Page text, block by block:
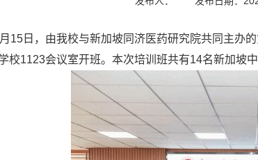
15日，由我校与新加坡同济医药研究院共同主办
校1123会议室开班。本次培训班共有14名新加坡中